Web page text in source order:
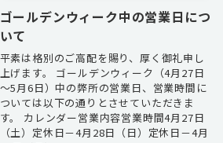
ゴールデンウィーク中の営業日につ
いて
平素は格別のご高配を賜り、厚く御礼申し
上げます。 ゴールデンウィーク（4月27日
～5月6日）中の弊所の営業日、営業時間に
ついては以下の通りとさせていただきま
す。 カレンダー営業内容営業時間4月27日
（土）定休日－4月28日（日）定休日－4月